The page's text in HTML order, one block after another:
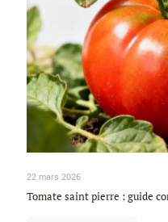
22 mars 2026
Tomate saint pierre : guide